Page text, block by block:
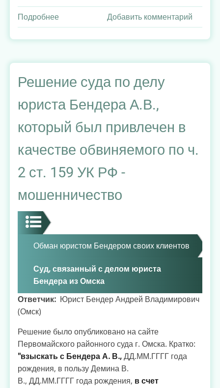
Подробнее
Дарья
Мебель,
Обошлось
в
10
раз
чем
бы
такое
магазине.
Добавить комментарий
Решение суда по делу
юриста Бендера А.В.,
который был привлечен в
качестве обвиняемого по ч.
2 ст. 159 УК РФ -
мошенничество
Обман юристом Бендером своих клиентов
Суд, связанный с делом юриста
Бендера из Омска
Ответчик Юрист Бендер Андрей Владимирович
(Омск)
Решение было опубликовано на сайте
Первомайского районного суда г. Омска. Кратко:
"взыскать с Бендера А. В.,ДД.ММ.ГГГГ года
рождения, в пользу Демина В.
В., ДД.ММ.ГГГГ года рождения, в счет